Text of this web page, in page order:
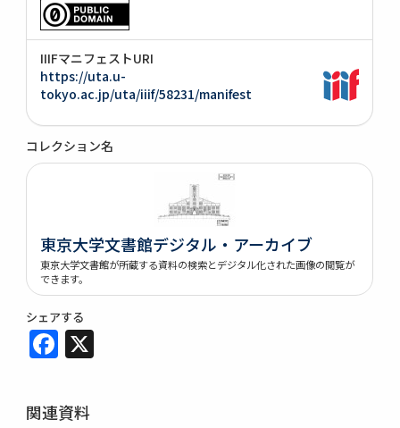
IIIFマニフェストURI
https://uta.u-
tokyo.ac.jp/uta/iiif/58231/manifest
コレクション名
東京大学文書館デジタル・アーカイブ
東京大学文書館が所蔵する資料の検索とデジタル化された画像の閲覧が
できます。
シェアする
Facebook
関連資料